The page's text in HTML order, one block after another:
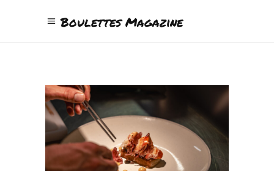
Boulettes Magazine